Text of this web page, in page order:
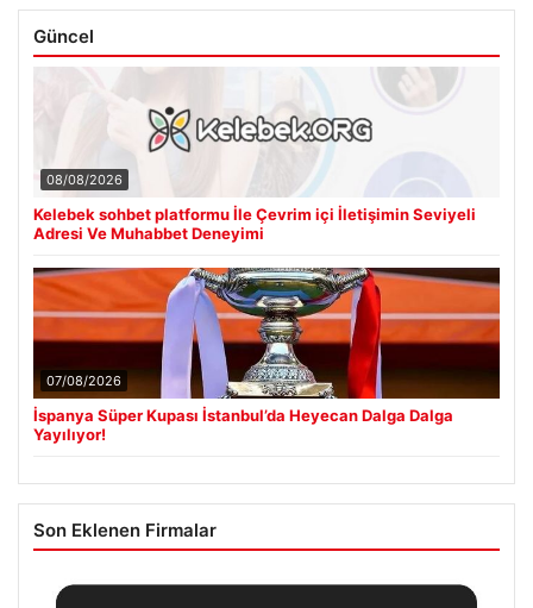
Güncel
08/08/2026
Kelebek sohbet platformu İle Çevrim içi İletişimin Seviyeli
Adresi Ve Muhabbet Deneyimi
07/08/2026
İspanya Süper Kupası İstanbul’da Heyecan Dalga Dalga
Yayılıyor!
Son Eklenen Firmalar